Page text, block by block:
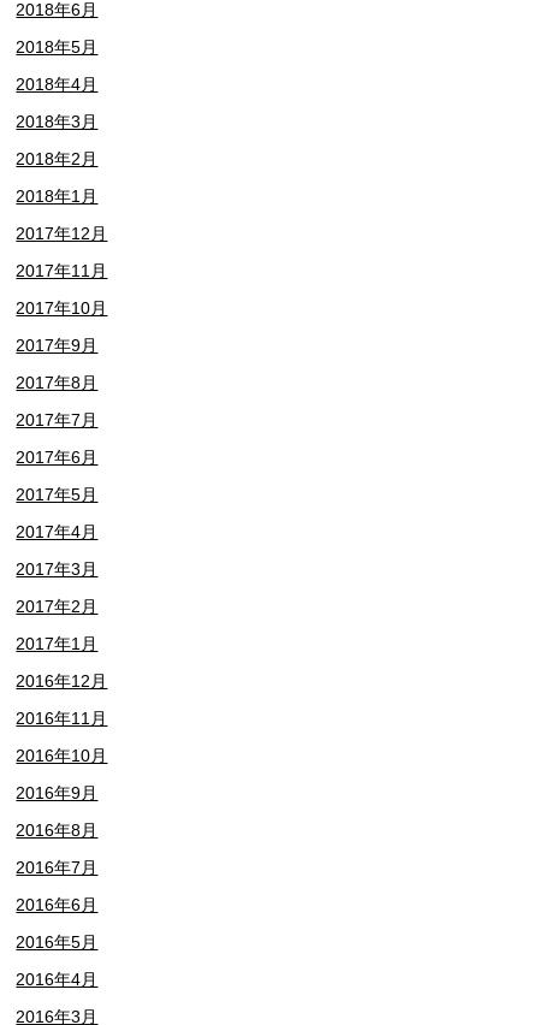
2018年6月
2018年5月
2018年4月
2018年3月
2018年2月
2018年1月
2017年12月
2017年11月
2017年10月
2017年9月
2017年8月
2017年7月
2017年6月
2017年5月
2017年4月
2017年3月
2017年2月
2017年1月
2016年12月
2016年11月
2016年10月
2016年9月
2016年8月
2016年7月
2016年6月
2016年5月
2016年4月
2016年3月